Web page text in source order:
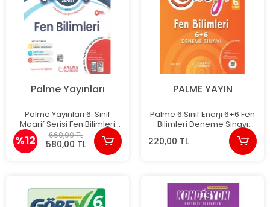
Palme Yayınları
Palme Yayınları 6. Sınıf
Maarif Serisi Fen Bilimleri
Haftalık Deneme 41 Föy
%12 660,00 TL
580,00 TL
PALME YAYIN
Palme 6.Sınıf Enerji 6+6 Fen
Bilimleri Deneme Sınavı
220,00 TL